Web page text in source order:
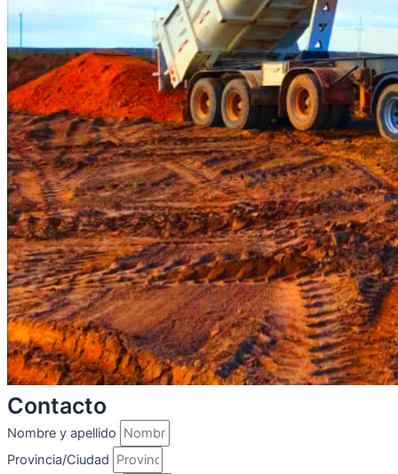
Contacto
Nombre y apellido
Provincia/Ciudad